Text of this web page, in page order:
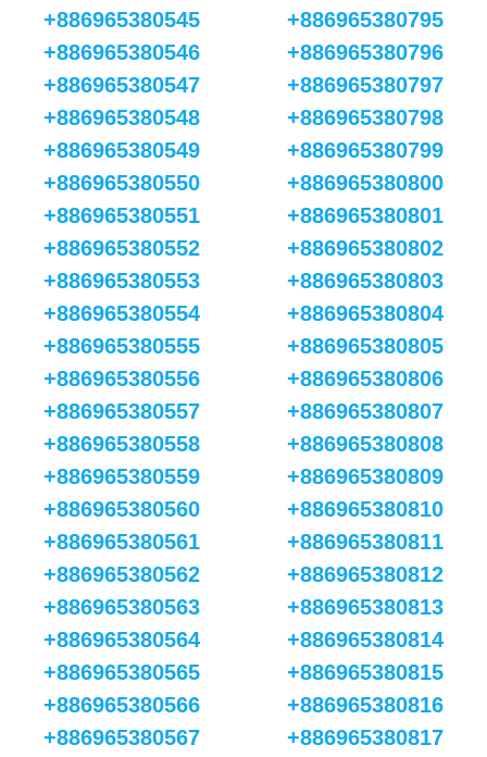
+886965380545
+886965380546
+886965380547
+886965380548
+886965380549
+886965380550
+886965380551
+886965380552
+886965380553
+886965380554
+886965380555
+886965380556
+886965380557
+886965380558
+886965380559
+886965380560
+886965380561
+886965380562
+886965380563
+886965380564
+886965380565
+886965380566
+886965380567
+886965380795
+886965380796
+886965380797
+886965380798
+886965380799
+886965380800
+886965380801
+886965380802
+886965380803
+886965380804
+886965380805
+886965380806
+886965380807
+886965380808
+886965380809
+886965380810
+886965380811
+886965380812
+886965380813
+886965380814
+886965380815
+886965380816
+886965380817